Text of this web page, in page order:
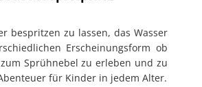
bespritzen zu lassen, das Wasser
Erscheinungsform ob
Sprühnebel zu erleben und zu
für Kinder in jedem Alter.